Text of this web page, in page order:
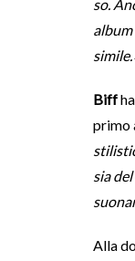
so.
Biff
primo
sia
Alla